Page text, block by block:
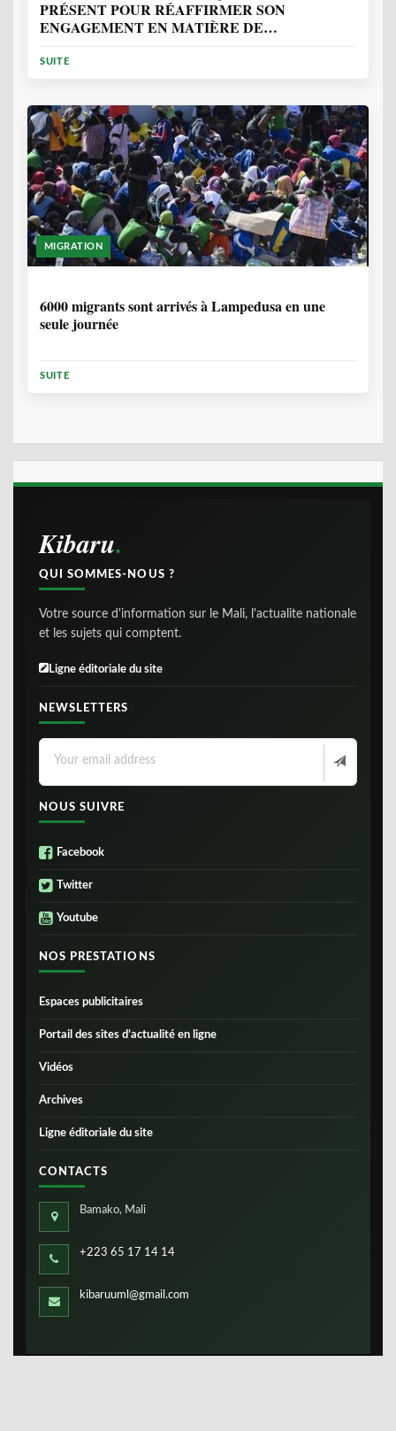
PRÉSENT POUR RÉAFFIRMER SON
ENGAGEMENT EN MATIÈRE DE
SUITE
MIGRATION
6000 migrants sont arrivés à Lampedusa en une
seule journée
SUITE
Kibaru
QUI SOMMES-NOUS ?
Votre source d'information sur le Mali, l'actualite nationale
et les sujets qui comptent.
Ligne éditoriale du site
NEWSLETTERS
NOUS SUIVRE
Facebook
Twitter
Youtube
NOS PRESTATIONS
Espaces publicitaires
Portail des sites d’actualité en ligne
Vidéos
Archives
Ligne éditoriale du site
CONTACTS
Bamako, Mali
+223 65 17 14 14
kibaruuml@gmail.com